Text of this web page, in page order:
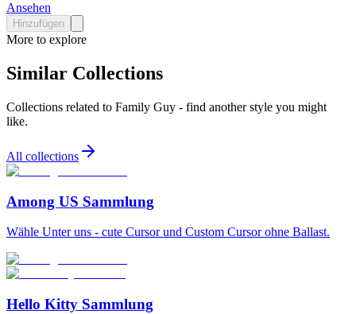
Ansehen
Hinzufügen
More to explore
Similar Collections
Collections related to Family Guy - find another style you might
like.
All collections
Among US Sammlung
Wähle Unter uns - cute Cursor und Custom Cursor ohne Ballast.
Hello Kitty Sammlung